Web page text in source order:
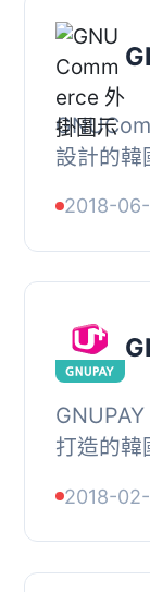
設計的韓
engine)
2018-
打造的韓
韓國當地
2018-